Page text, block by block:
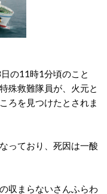
の11時1分頃のこと
殊救難隊員が、火元と
ろを見つけたとされま
っており、死因は一酸
収まらないさんふらわ